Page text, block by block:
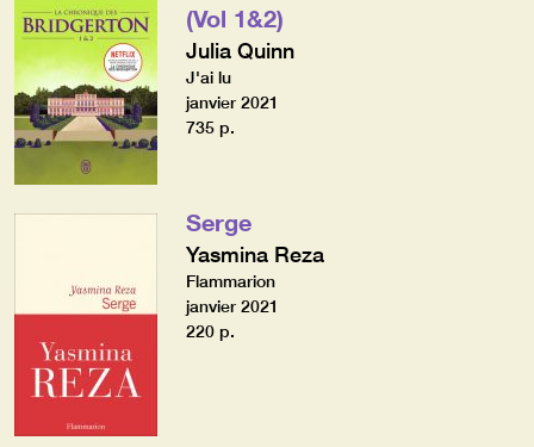
(Vol 1&2)
Julia Quinn
J'ai lu
janvier 2021
735 p.
Serge
Yasmina Reza
Flammarion
janvier 2021
220 p.